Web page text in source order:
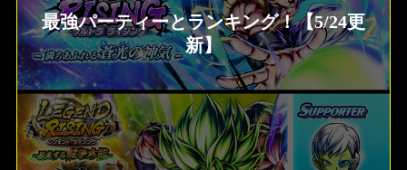
最強パーティーとランキング！【5/24更
新】